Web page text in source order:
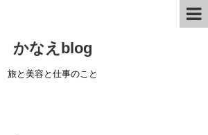
かなえblog
旅と美容と仕事のこと